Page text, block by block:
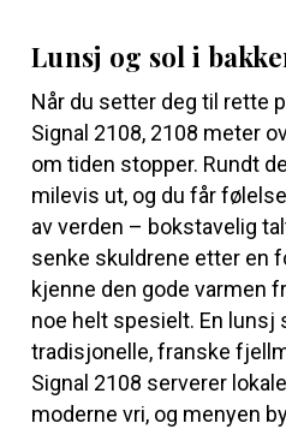
Lunsj og sol i
Når du setter deg til rette
Signal 2108, 2108 meter
om tiden stopper. Rundt
milevis ut, og du får
av verden – bokstavelig
senke skuldrene etter en
kjenne den gode varmen
noe helt spesielt. En lunsj
tradisjonelle, franske
Signal 2108 serverer
moderne vri, og menyen